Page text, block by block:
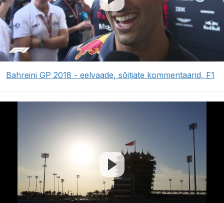
Bahreini GP 2018 - eelvaade, sõitjate kommentaarid, F1